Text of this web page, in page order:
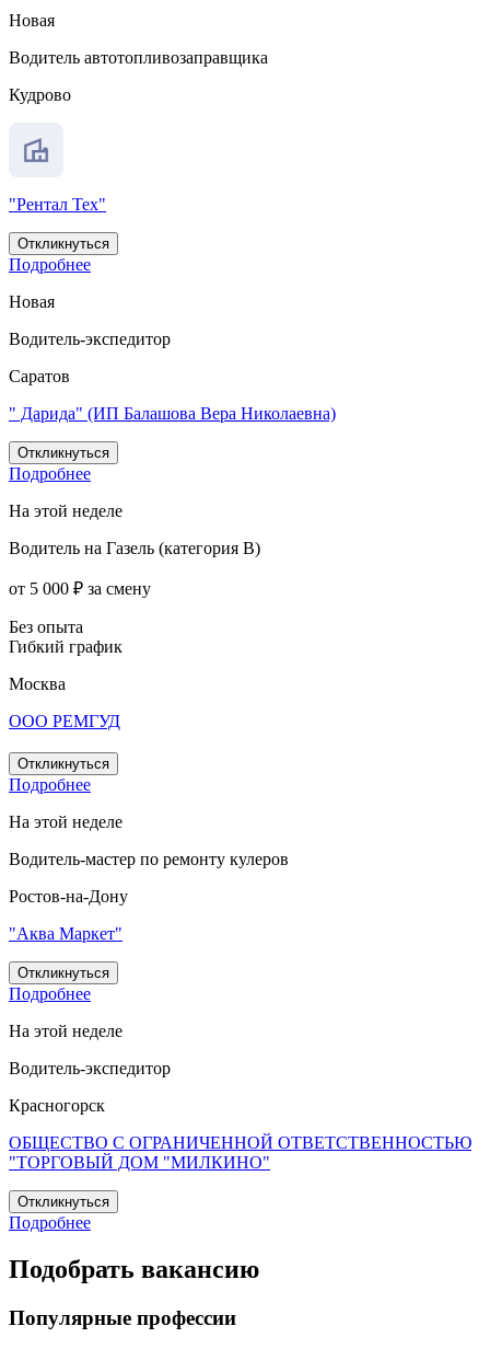
Новая
Водитель автотопливозаправщика
Кудрово
"Рентал Тех"
Откликнуться
Подробнее
Новая
Водитель-экспедитор
Саратов
" Дарида" (ИП Балашова Вера Николаевна)
Откликнуться
Подробнее
На этой неделе
Водитель на Газель (категория B)
от 5 000 ₽ за смену
Без опыта
Гибкий график
Москва
ООО РЕМГУД
Откликнуться
Подробнее
На этой неделе
Водитель-мастер по ремонту кулеров
Ростов-на-Дону
"Аква Маркет"
Откликнуться
Подробнее
На этой неделе
Водитель-экспедитор
Красногорск
ОБЩЕСТВО С ОГРАНИЧЕННОЙ ОТВЕТСТВЕННОСТЬЮ
"ТОРГОВЫЙ ДОМ "МИЛКИНО"
Откликнуться
Подробнее
Подобрать вакансию
Популярные профессии